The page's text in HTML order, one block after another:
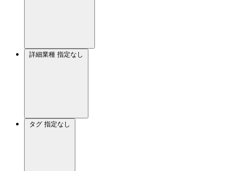
詳細業種 指定なし
タグ 指定なし